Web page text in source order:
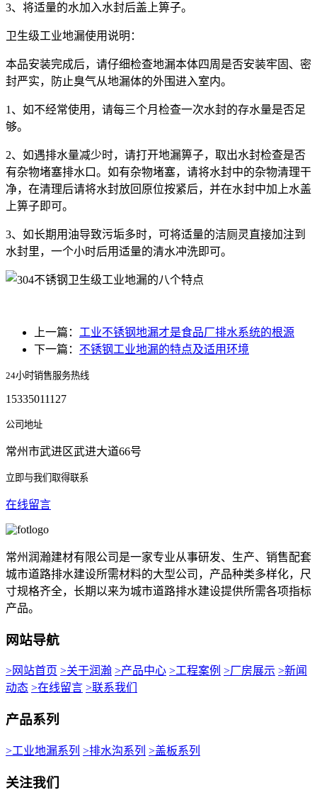
3、将适量的水加入水封后盖上箅子。
卫生级工业地漏使用说明：
本品安装完成后，请仔细检查地漏本体四周是否安装牢固、密
封严实，防止臭气从地漏体的外围进入室内。
1、如不经常使用，请每三个月检查一次水封的存水量是否足
够。
2、如遇排水量减少时，请打开地漏箅子，取出水封检查是否
有杂物堵塞排水口。如有杂物堵塞，请将水封中的杂物清理干
净，在清理后请将水封放回原位按紧后，并在水封中加上水盖
上箅子即可。
3、如长期用油导致污垢多时，可将适量的洁厕灵直接加注到
水封里，一个小时后用适量的清水冲洗即可。
上一篇： 工业不锈钢地漏才是食品厂排水系统的根源
下一篇： 不锈钢工业地漏的特点及适用环境
24小时销售服务热线
15335011127
公司地址
常州市武进区武进大道66号
立即与我们取得联系
在线留言
常州润瀚建材有限公司是一家专业从事研发、生产、销售配套
城市道路排水建设所需材料的大型公司，产品种类多样化，尺
寸规格齐全，长期以来为城市道路排水建设提供所需各项指标
产品。
网站导航
>网站首页 >关于润瀚 >产品中心 >工程案例 >厂房展示 >新闻
动态 >在线留言 >联系我们
产品系列
>工业地漏系列 >排水沟系列 >盖板系列
关注我们